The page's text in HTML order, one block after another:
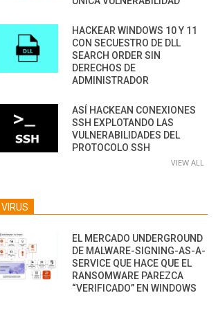
HACKEAR WINDOWS 10 Y 11
CON SECUESTRO DE DLL
SEARCH ORDER SIN
DERECHOS DE
ADMINISTRADOR
ASÍ HACKEAN CONEXIONES
SSH EXPLOTANDO LAS
VULNERABILIDADES DEL
PROTOCOLO SSH
VIEW ALL
VIRUS
EL MERCADO UNDERGROUND
DE MALWARE-SIGNING-AS-A-
SERVICE QUE HACE QUE EL
RANSOMWARE PAREZCA
“VERIFICADO” EN WINDOWS